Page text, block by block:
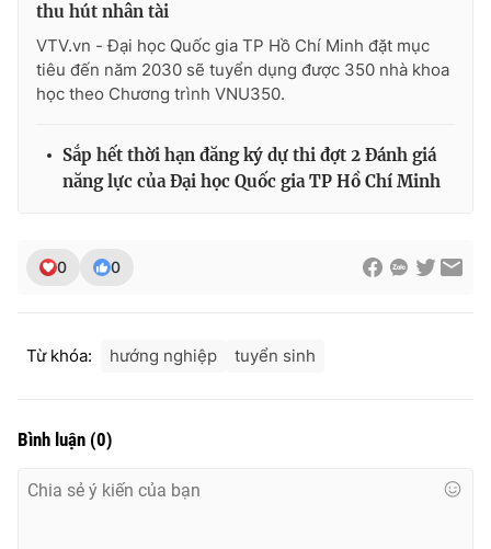
thu hút nhân tài
VTV.vn - Đại học Quốc gia TP Hồ Chí Minh đặt mục
tiêu đến năm 2030 sẽ tuyển dụng được 350 nhà khoa
học theo Chương trình VNU350.
Sắp hết thời hạn đăng ký dự thi đợt 2 Đánh giá
năng lực của Đại học Quốc gia TP Hồ Chí Minh
0 0
Từ khóa: hướng nghiệp tuyển sinh
Bình luận (0)